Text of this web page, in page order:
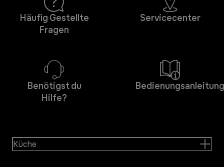
Häufig Gestellte
Fragen
Servicecenter
Benötigst du
Hilfe?
Küche